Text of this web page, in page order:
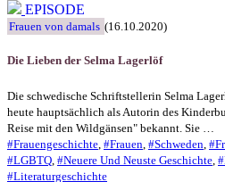
EPISODE
Frauen von damals (16.10.2020)
Die Lieben der Selma Lagerlöf
Die schwedische Schriftstellerin Selma
heute hauptsächlich als Autorin des
Reise mit den Wildgänsen" bekannt. Sie …
#Frauengeschichte, #Frauen, #Schweden,
#LGBTQ, #Neuere Und Neuste Geschichte,
#Literaturgeschichte